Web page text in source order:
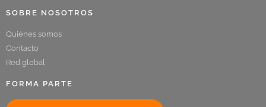
SOBRE NOSOTROS
Quiénes somos
Contacto
Red global
FORMA PARTE